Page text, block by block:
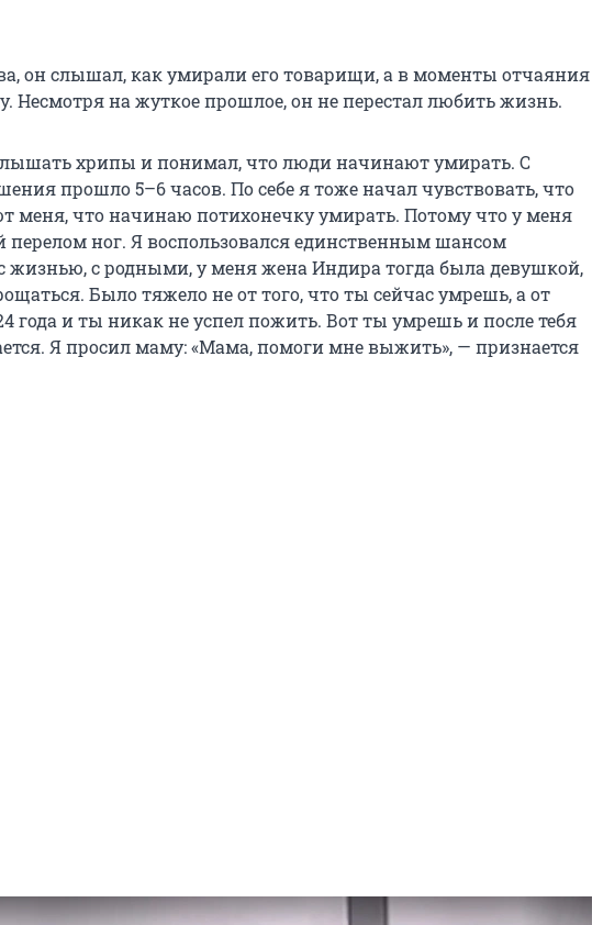
он слышал, как умирали его товарищи, а в моменты отчаяния
Несмотря на жуткое прошлое, он не перестал любить жизнь.
хрипы и понимал, что люди начинают умирать. С
прошло 5–6 часов. По себе я тоже начал чувствовать, что
меня, что начинаю потихонечку умирать. Потому что у меня
ног. Я воспользовался единственным шансом
жизнью, с родными, у меня жена Индира тогда была девушкой,
Было тяжело не от того, что ты сейчас умрешь, а от
года и ты никак не успел пожить. Вот ты умрешь и после тебя
Я просил маму: «Мама, помоги мне выжить», — признается